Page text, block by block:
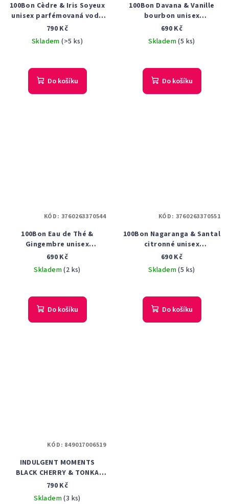
100Bon Cèdre & Iris Soyeux
unisex parfémovaná voda
50 ml Tester
790 Kč
Skladem(>5 ks)
Do košíku
100Bon Davana & Vanille
bourbon unisex
parfémovaná voda 50 ml
Tester
690 Kč
Skladem(5 ks)
Do košíku
100Bon Eau de Thé &
Gingembre unisex
parfémovaná voda 50 ml
Tester
690 Kč
Skladem(2 ks)
Do košíku
KÓD: 3760263370544
100Bon Nagaranga & Santal
citronné unisex
parfémovaná voda 50 ml
Tester
690 Kč
Skladem(5 ks)
Do košíku
KÓD: 3760263370551
INDULGENT MOMENTS
BLACK CHERRY & TONKA
PARFÉMOVANÁ VODA
DÁMSKÁ 125 ML
790 Kč
Skladem(3 ks)
KÓD: 849017006519